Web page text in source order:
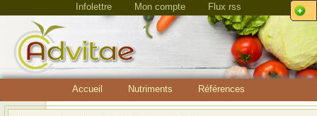
Infolettre Mon compte Flux rss
Accueil Nutriments Références